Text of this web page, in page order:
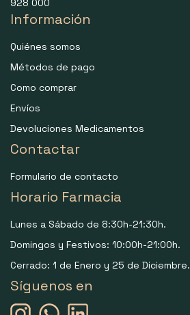
Información
Quiénes somos
Métodos de pago
Como comprar
Envíos
Devoluciones Medicamentos
Contactar
Formulario de contacto
Horario Farmacia
Lunes a Sábado de 8:30h-21:30h.
Domingos y Festivos: 10:00h-21:00h.
Cerrado: 1 de Enero y 25 de Diciembre.
Síguenos en